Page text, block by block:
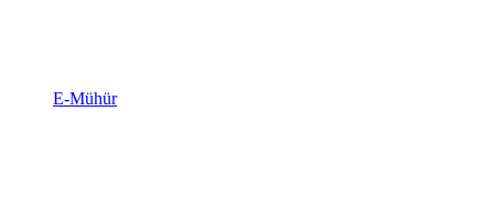
E-Mühür